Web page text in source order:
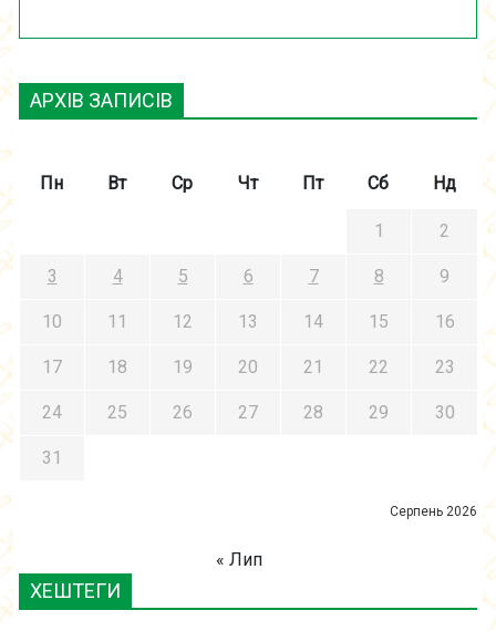
АРХІВ ЗАПИСІВ
Серпень 2026
Пн Вт Ср Чт Пт Сб Нд
1 2
3 4 5 6 7 8 9
10 11 12 13 14 15 16
17 18 19 20 21 22 23
24 25 26 27 28 29 30
31
« Лип
ХЕШТЕГИ